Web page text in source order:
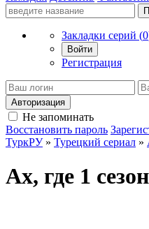
Закладки серий (0
Войти
Регистрация
Авторизация
Не запоминать
Восстановить пароль
ТуркРУ» Турецкий сериал »
Ах, где 1 сезон